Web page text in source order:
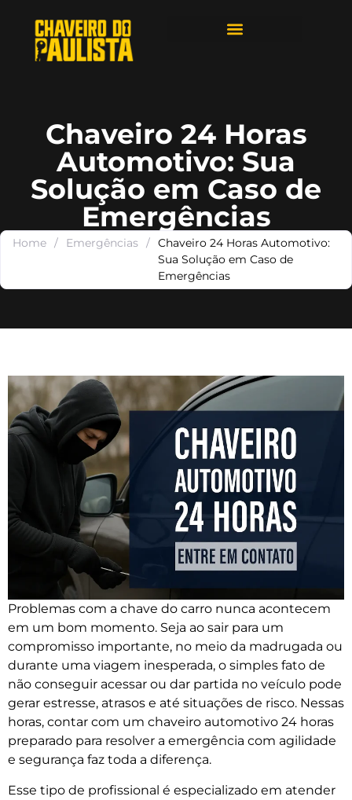
Chaveiro 24 Horas
Automotivo: Sua
Solução em Caso de
Emergências
Home / Emergências / Chaveiro 24 Horas Automotivo:
Sua Solução em Caso de
Emergências
Problemas com a chave do carro nunca acontecem
em um bom momento. Seja ao sair para um
compromisso importante, no meio da madrugada ou
durante uma viagem inesperada, o simples fato de
não conseguir acessar ou dar partida no veículo pode
gerar estresse, atrasos e até situações de risco. Nessas
horas, contar com um chaveiro automotivo 24 horas
preparado para resolver a emergência com agilidade
e segurança faz toda a diferença.
Esse tipo de profissional é especializado em atender